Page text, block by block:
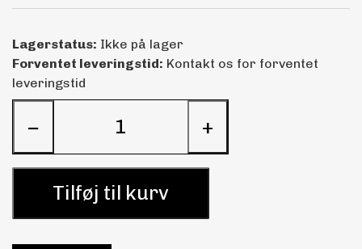
Lagerstatus: Ikke på lager
Forventet leveringstid: Kontakt os for forventet
leveringstid
− +
Tilføj til kurv